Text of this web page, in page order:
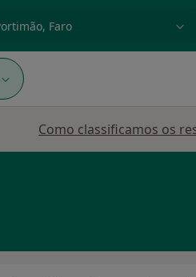
Como classificamos os